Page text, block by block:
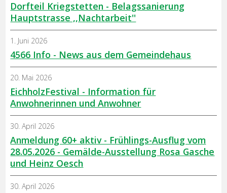
Dorfteil Kriegstetten - Belagssanierung
Hauptstrasse ,,Nachtarbeit''
4566 Info - News aus dem Gemeindehaus
1. Juni 2026
EichholzFestival - Information für
Anwohnerinnen und Anwohner
20. Mai 2026
Anmeldung 60+ aktiv - Frühlings-Ausflug vom
28.05.2026 - Gemälde-Ausstellung Rosa Gasche
und Heinz Oesch
30. April 2026
30. April 2026